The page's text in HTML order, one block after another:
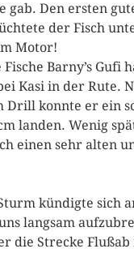
gab. Den ersten
der Fisch
Motor!
Barny’s Gufi
Kasi in der Rute.
Drill konnte er ein
landen. Wenig
einen sehr alten
kündigte sich
langsam
die Strecke